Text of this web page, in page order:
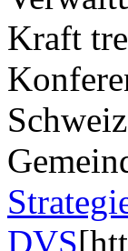
Kraft
DVS